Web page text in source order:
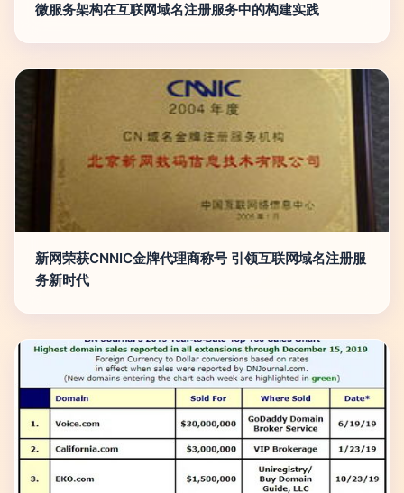
微服务架构在互联网域名注册服务中的构建实践
新网荣获CNNIC金牌代理商称号 引领互联网域名注册服
务新时代